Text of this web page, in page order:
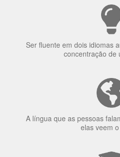
Ser fluente em dois idiomas
concentração de
A língua que as pessoas
elas veem o